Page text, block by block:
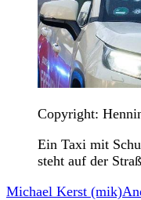
Copyright:
Ein Taxi mit
steht auf der
Michael Kerst (mik)